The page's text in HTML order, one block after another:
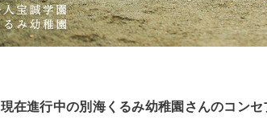
現在進行中の別海くるみ幼稚園さんのコンセ